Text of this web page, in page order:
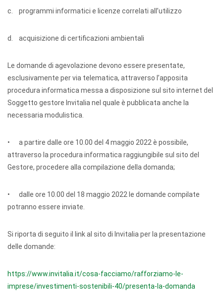
c. programmi informatici e licenze correlati all’utilizzo
d. acquisizione di certificazioni ambientali
Le domande di agevolazione devono essere presentate,
esclusivamente per via telematica, attraverso l’apposita
procedura informatica messa a disposizione sul sito internet del
Soggetto gestore Invitalia nel quale è pubblicata anche la
necessaria modulistica.
• a partire dalle ore 10.00 del 4 maggio 2022 è possibile,
attraverso la procedura informatica raggiungibile sul sito del
Gestore, procedere alla compilazione della domanda;
• dalle ore 10.00 del 18 maggio 2022 le domande compilate
potranno essere inviate.
Si riporta di seguito il link al sito di Invitalia per la presentazione
delle domande:
https://www.invitalia.it/cosa-facciamo/rafforziamo-le-
imprese/investimenti-sostenibili-40/presenta-la-domanda